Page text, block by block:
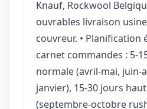
Knauf, Rockwool
ouvrables livraison
couvreur. • Planification
carnet commandes : 5-
normale (avril-mai, juin-
janvier), 15-30 jours
(septembre-octobre